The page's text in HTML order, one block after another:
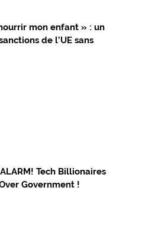
mon enfant » : un
de l’UE sans
Tech Billionaires
Government !